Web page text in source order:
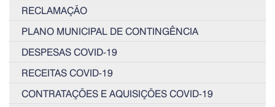
RECLAMAÇÃO
PLANO MUNICIPAL DE CONTINGÊNCIA
DESPESAS COVID-19
RECEITAS COVID-19
CONTRATAÇÕES E AQUISIÇÕES COVID-19